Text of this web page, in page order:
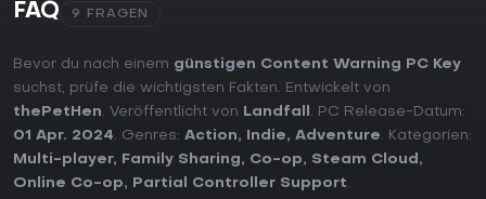
FAQ 9 FRAGEN
Bevor du nach einem günstigen Content Warning PC Key
suchst, prüfe die wichtigsten Fakten. Entwickelt von
thePetHen. Veröffentlicht von Landfall . PC Release-Datum:
01 Apr. 2024. Genres: Action, Indie, Adventure. Kategorien:
Multi-player, Family Sharing, Co-op, Steam Cloud ,
Online Co-op, Partial Controller Support.